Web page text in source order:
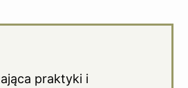
praktyki i